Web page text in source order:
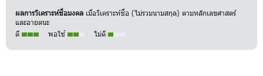
ผลการวิเคราะห์ชื่อมงคล เมื่อวิเคราะห์ชื่อ (ไม่รวมนามสกุล) ตามหลักเลขศาสตร์
และอายตนะ
ดี
พอใช้ ไม่ดี